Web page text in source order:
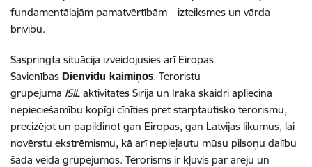
fundamentālajām pamatvērtībām – izteiksmes un vārda
brīvību.
Saspringta situācija izveidojusies arī Eiropas
Savienības Dienvidu kaimiņos. Teroristu
grupējuma ISIL aktivitātes Sīrijā un Irākā skaidri apliecina
nepieciešamību kopīgi cīnīties pret starptautisko terorismu,
precizējot un papildinot gan Eiropas, gan Latvijas likumus, lai
novērstu ekstrēmismu, kā arī nepieļautu mūsu pilsoņu dalību
šāda veida grupējumos. Terorisms ir kļuvis par ārēju un